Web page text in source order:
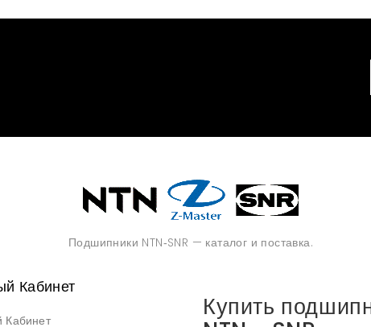
Подшипники NTN‑SNR — каталог и поставка.
Кабинет
Кабинет Купить